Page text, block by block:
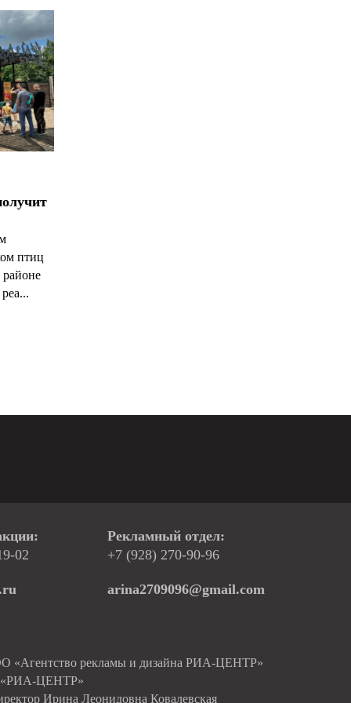
птиц
02
Рекламный отдел:
+7 (928) 270-90-96
arina2709096@gmail.com
«Агентство рекламы и дизайна РИА-ЦЕНТР»
«РИА-ЦЕНТР»
Ирина Леонидовна Ковалевская